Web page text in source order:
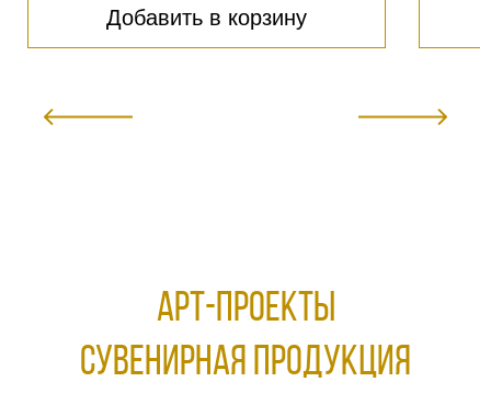
Добавить в корзину
АРТ-ПРОЕКТЫ
Сувенирная продукция